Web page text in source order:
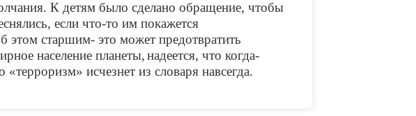
К детям было сделано обращение, чтобы
если что-то им покажется
этом старшим- это может предотвратить
население планеты, надеется, что когда-
«терроризм» исчезнет из словаря навсегда.